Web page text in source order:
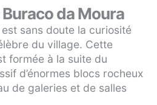
da Moura
sans doute la curiosité
du village. Cette
formée à la suite du
d’énormes blocs rocheux
de galeries et de salles